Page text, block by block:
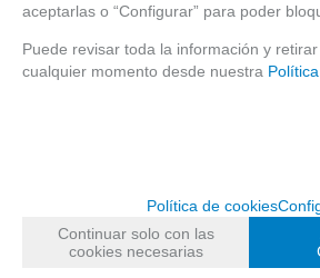
ENLACES RELACIONADOS
Motorizadas 4K
SOLUCIONES INOX Y MARINAS
aceptarlas o “Configurar” para poder
Puede revisar toda la información y
cualquier momento desde nuestra
Política de cookies
Continuar solo con las
cookies necesarias